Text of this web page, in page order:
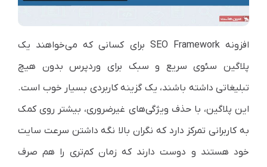
افزونه SEO Framework برای کسانی که می‌خواهند یک
پلاگین سئوی سریع و سبک برای وردپرس بدون هیچ
تبلیغاتی داشته باشند، یک گزینه کاربردی بسیار خوب است.
این پلاگین، با حذف ویژگی‌های غیرضروری، بیشتر روی کمک
به کاربرانی تمرکز دارد که نگران بالا نگه داشتن سرعت سایت
خود هستند و دوست دارند که زمان کم‌تری را هم صرف